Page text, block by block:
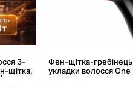
3-
щітка,
Фен-щітка-
укладки волосся One